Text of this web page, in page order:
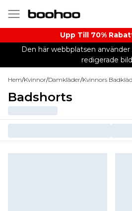
Upp Till 70%
Den här webbplatsen
redigerade
Hem/Kvinnor/Damkläder/Kvinnors
Badshorts